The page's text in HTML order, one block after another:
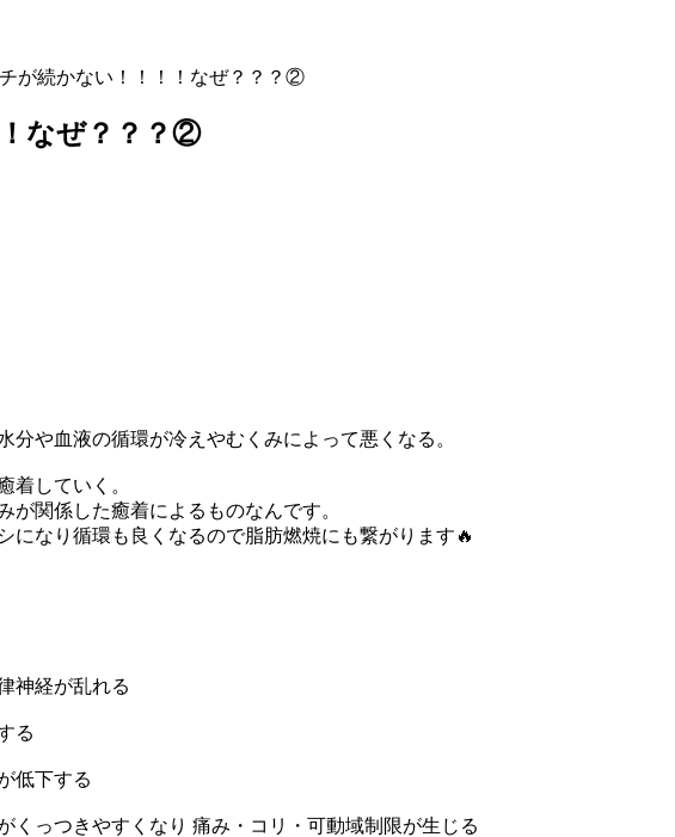
が続かない！！！！なぜ？？？②
なぜ？？？②
や血液の循環が冷えやむくみによって悪くなる。
着していく。
関係した癒着によるものなんです。
になり循環も良くなるので脂肪燃焼にも繋がります🔥
神経が乱れる
る
低下する
くっつきやすくなり 痛み・コリ・可動域制限が生じる